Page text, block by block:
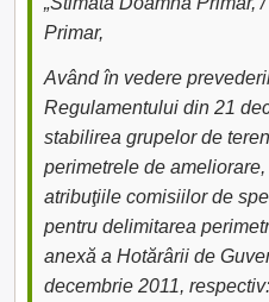
Primar,
Având în vedere
Regulamentului din 21
stabilirea grupelor de
perimetrele de
atribuţiile comisiilor de
pentru delimitarea
anexă a Hotărârii de
decembrie 2011,